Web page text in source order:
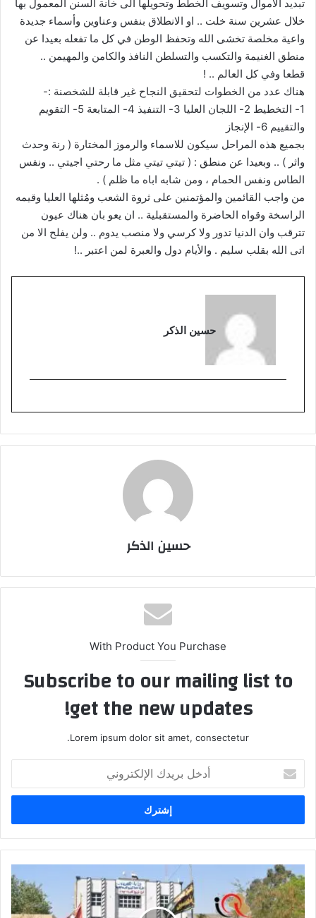
تبديد الأموال وتسويف الخطط وتحويلها الى خانة السنن المعمول بها
خلال عشرين سنة خلت .. او الانطلاق بنفس وعناوين وأسماء جديدة
واعية مخلصة تخشى الله وتحفظ الوطن في كل ما تفعله بعيدا عن
منطق الغنيمة والتكسب والتسلطن النافذ والكامن والمهيمن ..
قطعا وفي كل العالم .. !
هناك عدد من الخطوات لتحقيق النجاح غير قابلة للشخصنة :-
1- التخطيط 2- اللجان العليا 3- التنفيذ 4- المتابعة 5- التقويم
والتقييم 6- الإنجاز
بجميع هذه المراحل سيكون للاسماء والرموز المختارة ( رنة وحدث
واثر ) .. وبعيدا عن منطق : ( تيتي تيتي مثل ما رحتي اجيتي .. ونفس
الطاس ونفس الحمام ، ومن شابه اباه ما ظلم ) .
من واجب القائمين والمؤتمنين على ثروة الشعب ومُثلها العليا وقيمه
الراسخة وقواه الحاضرة والمستقبلية .. ان يعو بان هناك عيون
تترقب وان الدنيا تدور ولا كرسي ولا منصب يدوم .. ولن يفلح الا من
اتى الله بقلب سليم . والأيام دول والعبرة لمن اعتبر ..!
حسين الذكر
حسين الذكر
With Product You Purchase
Subscribe to our mailing list to
get the new updates!
Lorem ipsum dolor sit amet, consectetur.
بريدك
الإلكتروني
موظفو
فرع
توزيع
كهرباء